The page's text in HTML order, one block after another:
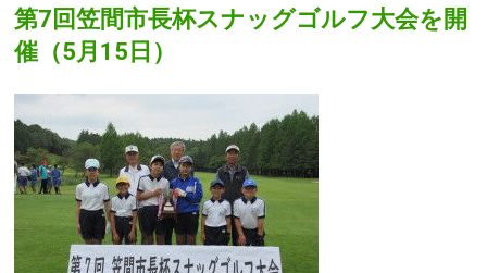
第7回笠間市長杯スナッグゴルフ大会を開
催（5月15日）